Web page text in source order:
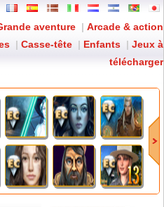
aventure | Arcade & action
| Casse-tête | Enfants | Jeux à
télécharger
Collector: Le rôle d'une vie...